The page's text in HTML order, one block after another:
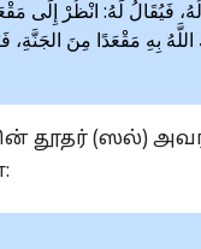
فَيُقَالُ لَهُ: انْظُرْ إِلَى
اللَّهُ بِهِ مَقْعَدًا مِنَ الجَنَّةِ،
தூதர் (ஸல்)